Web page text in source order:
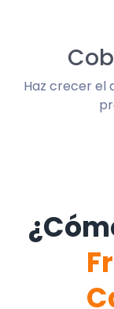
Haz crecer el